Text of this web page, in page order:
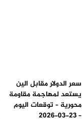
سعر الدولار مقابل الين
يستعد لمهاجمة مقاومة
محورية – توقعات اليوم
– 23-03-2026